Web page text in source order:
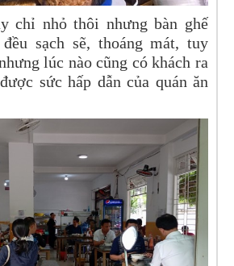
chỉ nhỏ thôi nhưng bàn ghế
sạch sẽ, thoáng mát, tuy
lúc nào cũng có khách ra
sức hấp dẫn của quán ăn